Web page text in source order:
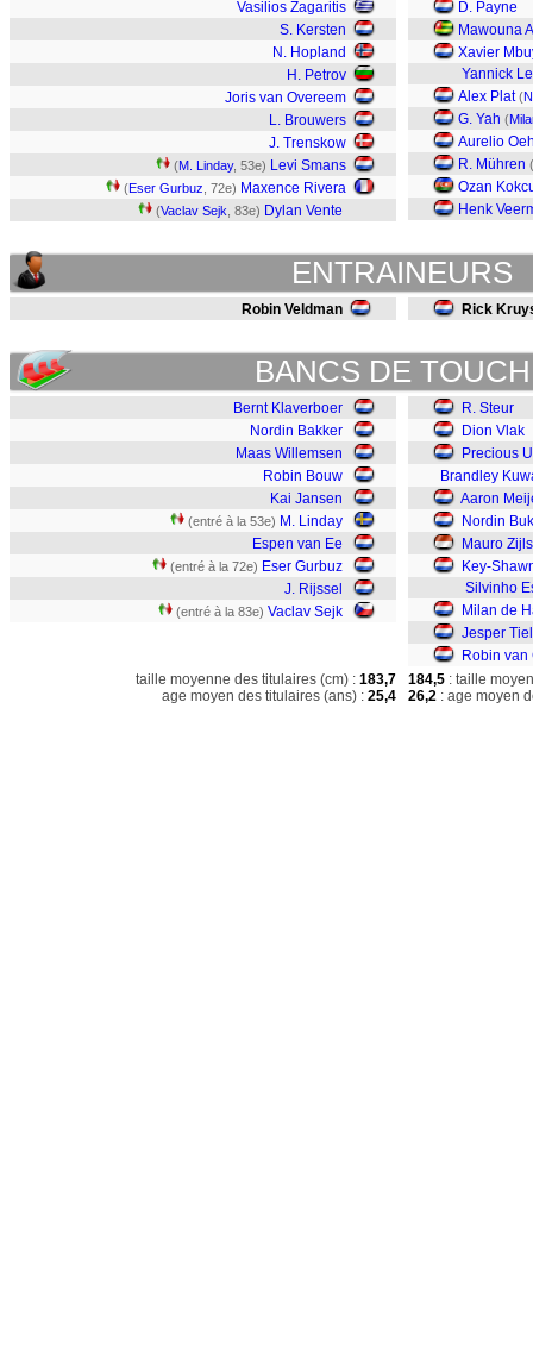
Vasilios Zagaritis
S. Kersten
N. Hopland
H. Petrov
Joris van Overeem
L. Brouwers
J. Trenskow
(M. Linday, 53e) Levi Smans
(Eser Gurbuz , 72e) Maxence Rivera
(Vaclav Sejk , 83e) Dylan Vente
D. Payne
Mawouna
Xavier
Yannick
Alex Plat (
G. Yah (
Aurelio
R. Mühren (
Ozan
Henk
ENTRAINEURS
Robin Veldman Rick
BANCS DE
Bernt Klaverboer
Nordin Bakker
Maas Willemsen
Robin Bouw
Kai Jansen
(entré à la 53e) M. Linday
Espen van Ee
(entré à la 72e) Eser Gurbuz
J. Rijssel
(entré à la 83e) Vaclav Sejk
R. Steur
Dion Vlak
Precious
Brandley
Aaron
Nordin
Mauro
Key-
Silvinho
Milan de
Jesper
Robin van
taille moyenne des titulaires (cm) : 183,7
age moyen des titulaires (ans) : 25,4
184,5 : taille
26,2 : age moyen